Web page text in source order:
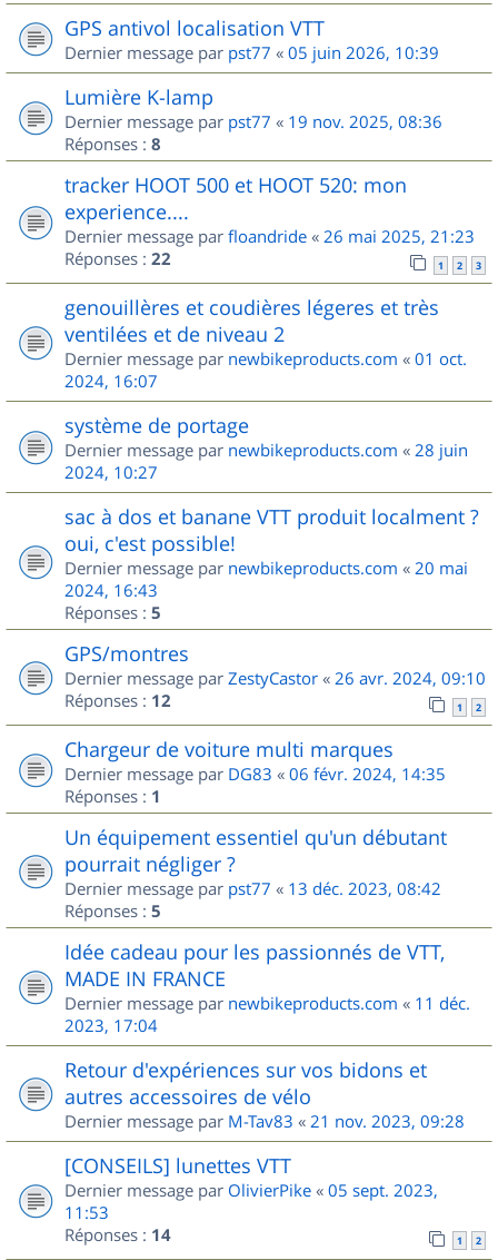
GPS antivol localisation VTT
Dernier message par pst77 « 05 juin 2026, 10:39
Lumière K-lamp
Dernier message par pst77 « 19 nov. 2025, 08:36
Réponses : 8
tracker HOOT 500 et HOOT 520: mon
experience....
Dernier message par floandride « 26 mai 2025, 21:23
Réponses : 22 1 2 3
genouillères et coudières légeres et très
ventilées et de niveau 2
Dernier message par newbikeproducts.com « 01 oct.
2024, 16:07
système de portage
Dernier message par newbikeproducts.com « 28 juin
2024, 10:27
sac à dos et banane VTT produit localment ?
oui, c'est possible!
Dernier message par newbikeproducts.com « 20 mai
2024, 16:43
Réponses : 5
GPS/montres
Dernier message par ZestyCastor « 26 avr. 2024, 09:10
Réponses : 12 1 2
Chargeur de voiture multi marques
Dernier message par DG83 « 06 févr. 2024, 14:35
Réponses : 1
Un équipement essentiel qu'un débutant
pourrait négliger ?
Dernier message par pst77 « 13 déc. 2023, 08:42
Réponses : 5
Idée cadeau pour les passionnés de VTT,
MADE IN FRANCE
Dernier message par newbikeproducts.com « 11 déc.
2023, 17:04
Retour d'expériences sur vos bidons et
autres accessoires de vélo
Dernier message par M-Tav83 « 21 nov. 2023, 09:28
[CONSEILS] lunettes VTT
Dernier message par OlivierPike « 05 sept. 2023,
11:53
Réponses : 14 1 2